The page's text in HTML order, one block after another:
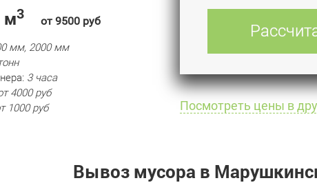
м3 от 9500 руб
мм, 2000 мм
3 часа
4000 руб
1000 руб Посмотреть цены в
Вывоз мусора в